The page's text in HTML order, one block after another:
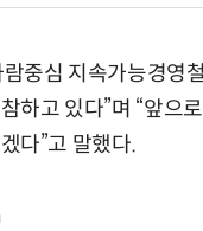
중심 지속가능경영
하고 있다”며 “앞으
다”고 말했다.